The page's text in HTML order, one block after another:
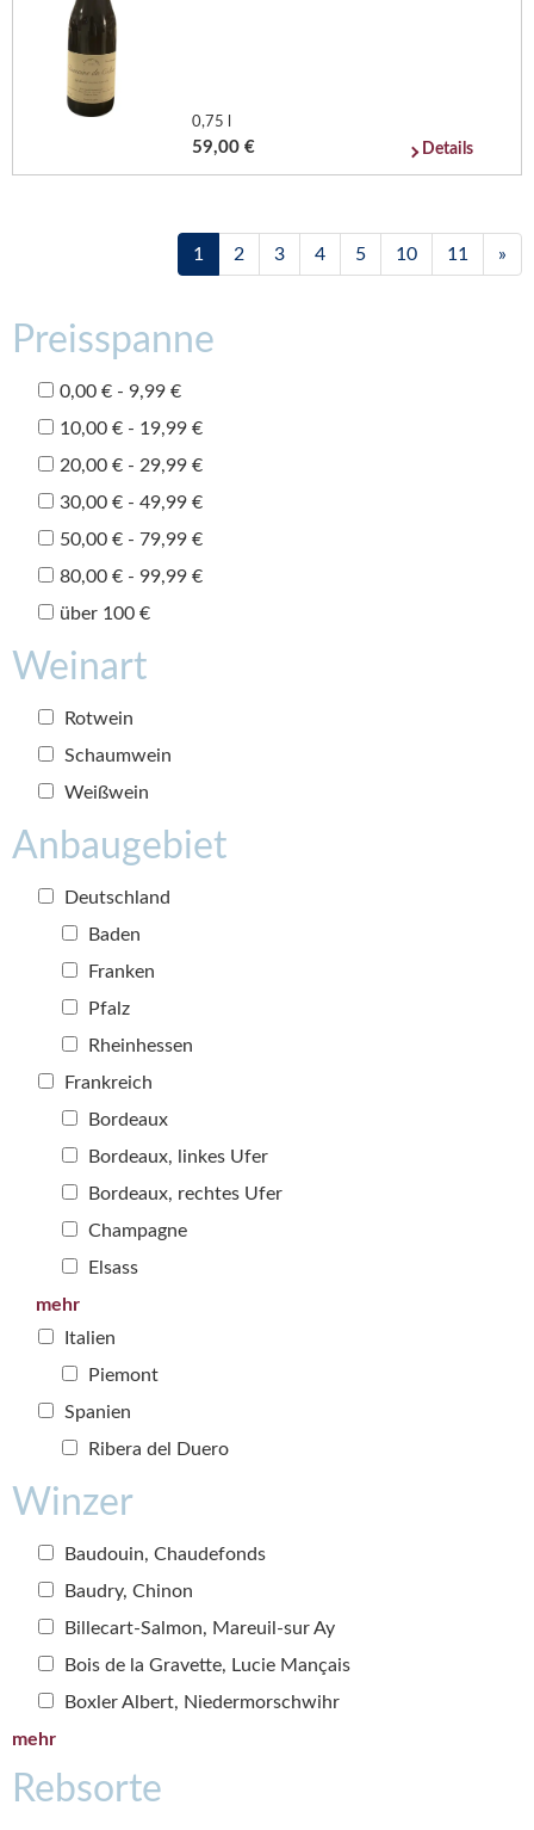
0,75 l
59,00 € Details
1 2 3 4 5 10 11 »
Preisspanne
0,00 € - 9,99 €
10,00 € - 19,99 €
20,00 € - 29,99 €
30,00 € - 49,99 €
50,00 € - 79,99 €
80,00 € - 99,99 €
über 100 €
Weinart
Rotwein
Schaumwein
Weißwein
Anbaugebiet
Deutschland
Baden
Franken
Pfalz
Rheinhessen
Frankreich
Bordeaux
Bordeaux, linkes Ufer
Bordeaux, rechtes Ufer
Champagne
Elsass
mehr
Italien
Piemont
Spanien
Ribera del Duero
Winzer
Baudouin, Chaudefonds
Baudry, Chinon
Billecart-Salmon, Mareuil-sur Ay
Bois de la Gravette, Lucie Mançais
Boxler Albert, Niedermorschwihr
mehr
Rebsorte